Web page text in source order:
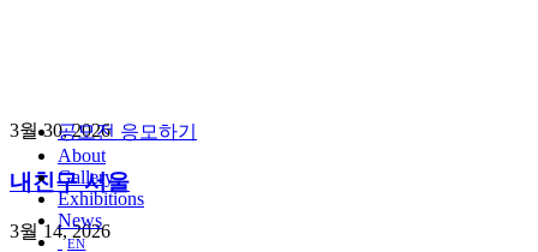
공모전 응모하기
About
Gallery
Exhibitions
News
EN
3월 30, 2026
내친구 서울
3월 14, 2026